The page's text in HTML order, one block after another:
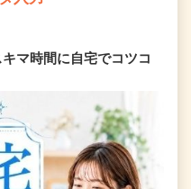
マ時間に自宅でコツコ